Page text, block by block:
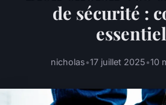
de sécurité :
nicholas•17 juillet 2025•10